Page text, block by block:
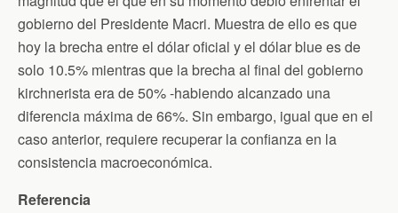
gobierno del Presidente Macri. Muestra de ello es que
hoy la brecha entre el dólar oficial y el dólar blue es de
solo 10.5% mientras que la brecha al final del gobierno
kirchnerista era de 50% -habiendo alcanzado una
diferencia máxima de 66%. Sin embargo, igual que en el
caso anterior, requiere recuperar la confianza en la
consistencia macroeconómica.
Referencia